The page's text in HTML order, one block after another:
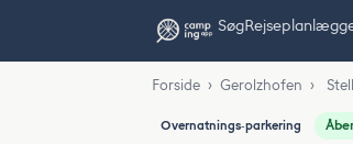
Søg
Forside › Gerolzhofen ›
Overnatnings‑parkering